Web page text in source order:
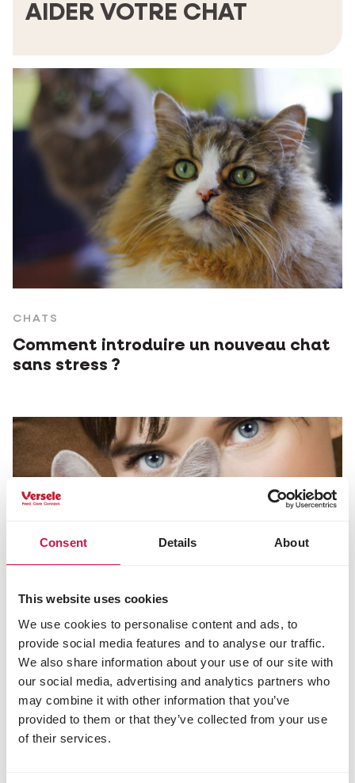
Consent Details About
This website uses cookies
We use cookies to personalise content and ads, to
provide social media features and to analyse our traffic.
We also share information about your use of our site with
our social media, advertising and analytics partners who
may combine it with other information that you’ve
provided to them or that they’ve collected from your use
of their services.
AIDER VOTRE CHAT
CHATS
Comment introduire un nouveau chat
sans stress ?
CHATS
Acheter un chat ou l’adopter dans un
refuge: quel est le meilleur choix ?